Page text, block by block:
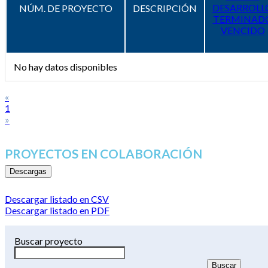
NÚM. DE PROYECTO DESCRIPCIÓN
VENCIDO
No hay datos disponibles
«
1
»
PROYECTOS EN COLABORACIÓN
Descargas
Descargar listado en CSV
Descargar listado en PDF
Buscar proyecto